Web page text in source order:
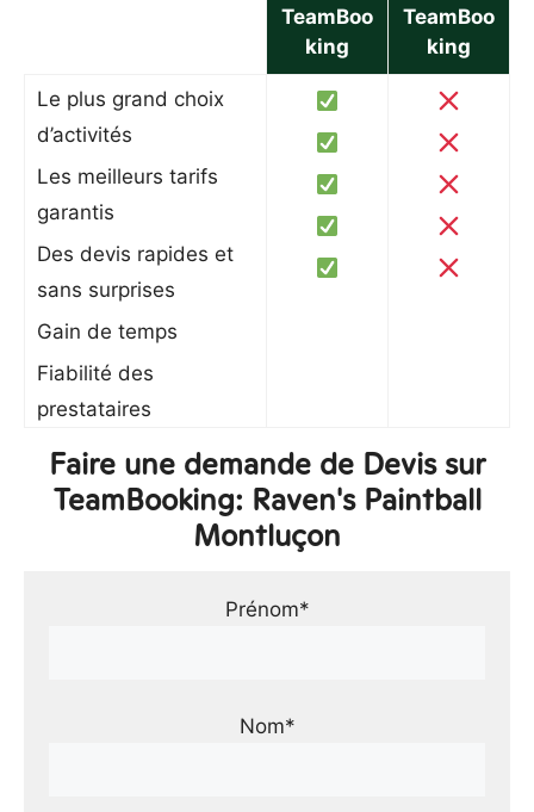
TeamBoo
king
TeamBoo
king
Le plus grand choix
d’activités
Les meilleurs tarifs
garantis
Des devis rapides et
sans surprises
Gain de temps
Fiabilité des
prestataires
Faire une demande de Devis sur
TeamBooking: Raven's Paintball
Montluçon
Prénom*
Nom*